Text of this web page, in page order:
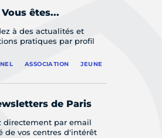
Vous êtes...
à des actualités et
pratiques par profil
ASSOCIATION JEUNE
de Paris
directement par email
de vos centres d'intérêt